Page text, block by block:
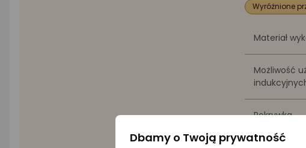
Wyróżnione
Materiał
Możliwość
Pokrywka
Dbamy o Twoją prywatność